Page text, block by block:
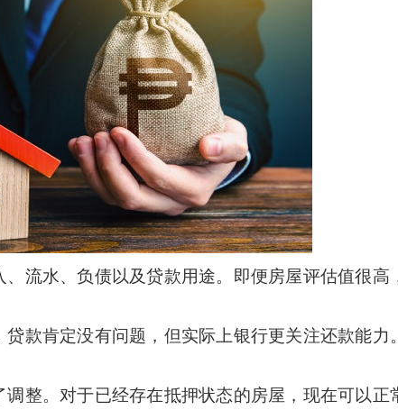
流水、负债以及贷款用途。即便房屋评估值很高
款肯定没有问题，但实际上银行更关注还款能力
整。对于已经存在抵押状态的房屋，现在可以正